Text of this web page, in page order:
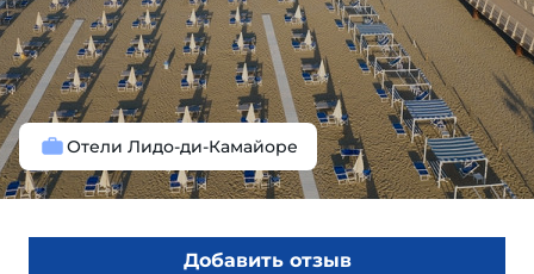
Отели Лидо-ди-Камайоре
Добавить отзыв